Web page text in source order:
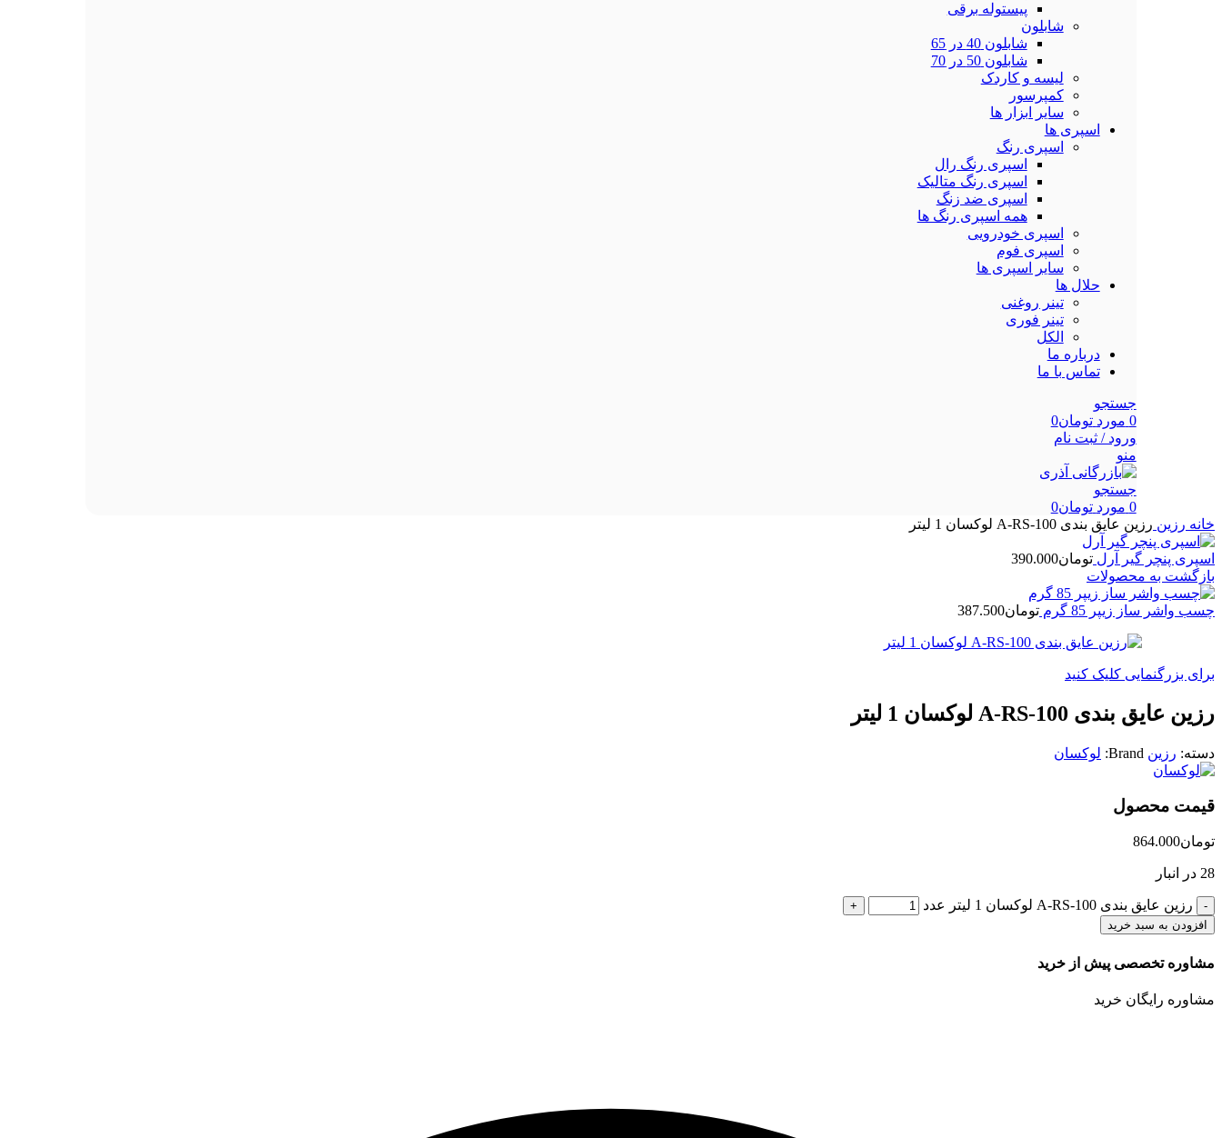
پیستوله برقی
شابلون
شابلون 40 در 65
شابلون 50 در 70
لیسه و کاردک
کمپرسور
سایر ابزار ها
اسپری ها
اسپری رنگ
اسپری رنگ رال
اسپری رنگ متالیک
اسپری ضد زنگ
همه اسپری رنگ ها
اسپری خودرویی
اسپری فوم
سایر اسپری ها
حلال ها
تینر روغنی
تینر فوری
الکل
درباره ما
تماس با ما
جستجو
0 مورد تومان0
ورود / ثبت نام
منو
جستجو
0 مورد تومان0
خانه رزین رزین عایق بندی A-RS-100 لوکسان 1 لیتر
اسپری پنچر گیر آرل تومان390.000
بازگشت به محصولات
چسب واشر ساز زیپر 85 گرم تومان387.500
برای بزرگنمایی کلیک کنید
رزین عایق بندی A-RS-100 لوکسان 1 لیتر
دسته: رزین Brand: لوکسان
قیمت محصول
تومان864.000
28 در انبار
رزین عایق بندی A-RS-100 لوکسان 1 لیتر عدد
افزودن به سبد خرید
مشاوره تخصصی پیش از خرید
مشاوره رایگان خرید